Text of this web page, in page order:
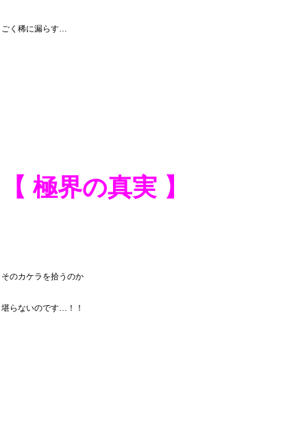
ごく稀に漏らす…
【 極界の真実 】
そのカケラを拾うのか
堪らないのです…！！